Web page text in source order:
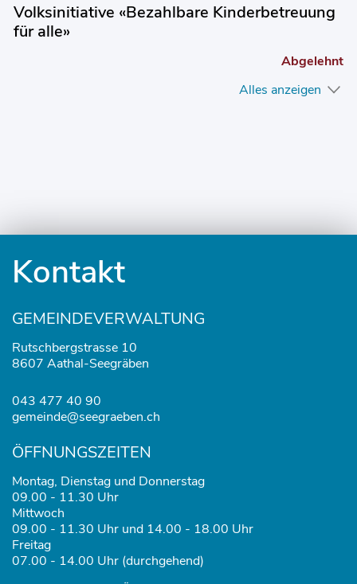
Volksinitiative «Bezahlbare Kinderbetreuung
für alle»
Abgelehnt
Alles anzeigen
Kontakt
GEMEINDEVERWALTUNG
Rutschbergstrasse 10
8607 Aathal-Seegräben
043 477 40 90
gemeinde@seegraeben.ch
ÖFFNUNGSZEITEN
Montag, Dienstag und Donnerstag
09.00 - 11.30 Uhr
Mittwoch
09.00 - 11.30 Uhr und 14.00 - 18.00 Uhr
Freitag
07.00 - 14.00 Uhr (durchgehend)